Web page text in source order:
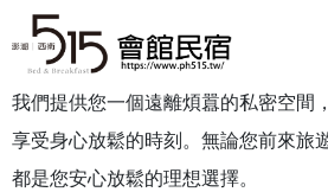
我們提供您一個遠離煩囂的私密空間
享受身心放鬆的時刻。無論您前來旅
都是您安心放鬆的理想選擇。